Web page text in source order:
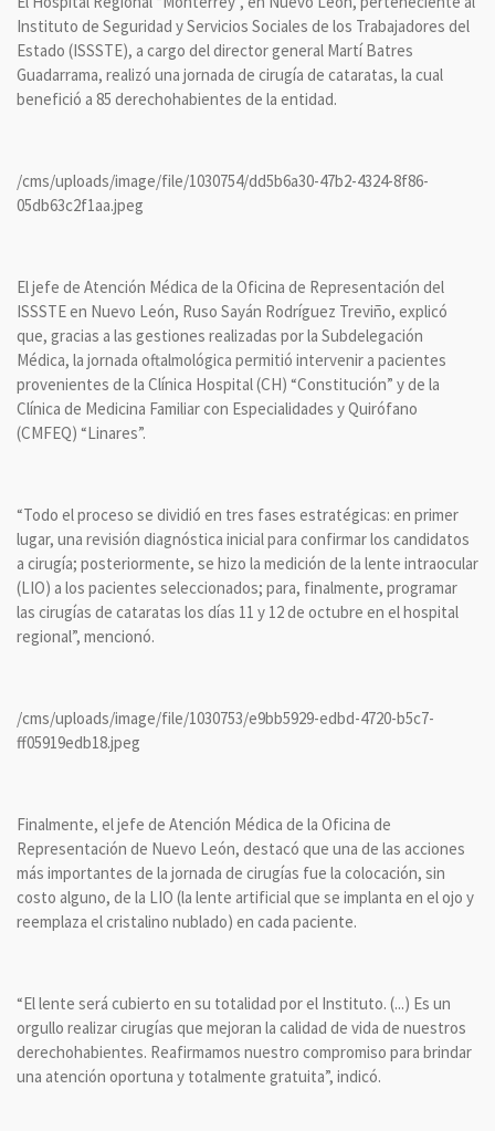
Instituto de Seguridad y Servicios Sociales de los Trabajadores del
Estado (ISSSTE), a cargo del director general Martí Batres
Guadarrama, realizó una jornada de cirugía de cataratas, la cual
benefició a 85 derechohabientes de la entidad.
/cms/uploads/image/file/1030754/dd5b6a30-47b2-4324-8f86-
05db63c2f1aa.jpeg
El jefe de Atención Médica de la Oficina de Representación del
ISSSTE en Nuevo León, Ruso Sayán Rodríguez Treviño, explicó
que, gracias a las gestiones realizadas por la Subdelegación
Médica, la jornada oftalmológica permitió intervenir a pacientes
provenientes de la Clínica Hospital (CH) “Constitución” y de la
Clínica de Medicina Familiar con Especialidades y Quirófano
(CMFEQ) “Linares”.
“Todo el proceso se dividió en tres fases estratégicas: en primer
lugar, una revisión diagnóstica inicial para confirmar los candidatos
a cirugía; posteriormente, se hizo la medición de la lente intraocular
(LIO) a los pacientes seleccionados; para, finalmente, programar
las cirugías de cataratas los días 11 y 12 de octubre en el hospital
regional”, mencionó.
/cms/uploads/image/file/1030753/e9bb5929-edbd-4720-b5c7-
ff05919edb18.jpeg
Finalmente, el jefe de Atención Médica de la Oficina de
Representación de Nuevo León, destacó que una de las acciones
más importantes de la jornada de cirugías fue la colocación, sin
costo alguno, de la LIO (la lente artificial que se implanta en el ojo y
reemplaza el cristalino nublado) en cada paciente.
“El lente será cubierto en su totalidad por el Instituto. (...) Es un
orgullo realizar cirugías que mejoran la calidad de vida de nuestros
derechohabientes. Reafirmamos nuestro compromiso para brindar
una atención oportuna y totalmente gratuita”, indicó.